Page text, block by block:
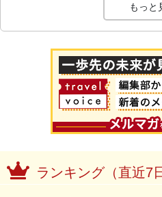
もっと
ランキング（直近7